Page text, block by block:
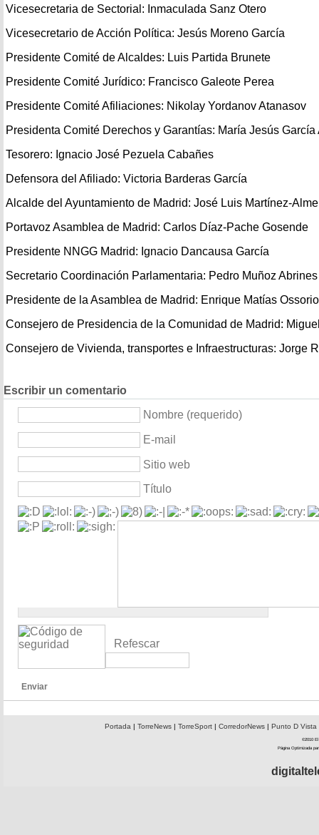
Vicesecretaria de Sectorial: Inmaculada Sanz Otero
Vicesecretario de Acción Política: Jesús Moreno García
Presidente Comité de Alcaldes: Luis Partida Brunete
Presidente Comité Jurídico: Francisco Galeote Perea
Presidente Comité Afiliaciones: Nikolay Yordanov Atanasov
Presidenta Comité Derechos y Garantías: María Jesús García
Tesorero: Ignacio José Pezuela Cabañes
Defensora del Afiliado: Victoria Barderas García
Alcalde del Ayuntamiento de Madrid: José Luis Martínez-
Portavoz Asamblea de Madrid: Carlos Díaz-Pache Gosende
Presidente NNGG Madrid: Ignacio Dancausa García
Secretario Coordinación Parlamentaria: Pedro Muñoz Abrines
Presidente de la Asamblea de Madrid: Enrique Matías
Consejero de Presidencia de la Comunidad de Madrid:
Consejero de Vivienda, transportes e Infraestructuras: Jorge
Escribir un comentario
Nombre (requerido)
E-mail
Sitio web
Título
Refescar
Enviar
Portada| TorreNews| TorreSport| CorredorNews| Punto D Vista
©2010 El
Página Optimizada